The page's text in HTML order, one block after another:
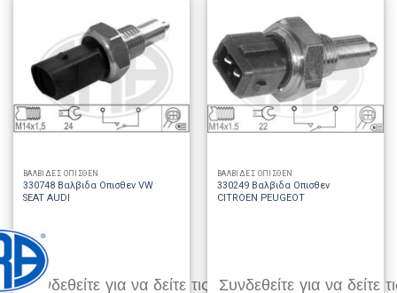
ΒΑΛΒΙΔΕΣ ΟΠΙΣΘΕΝ
330748 Βαλβιδα Οπισθεν VW
SEAT AUDI
Συνδεθείτε για να δείτε τις τιμές
ΒΑΛΒΙΔΕΣ ΟΠΙΣΘΕΝ
330249 Βαλβιδα Οπισθεν
CITROEN PEUGEOT
Συνδεθείτε για να δείτε